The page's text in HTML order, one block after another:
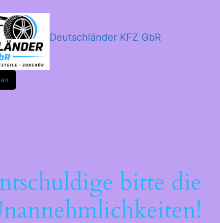
Deutschländer KFZ GbR
bitte die